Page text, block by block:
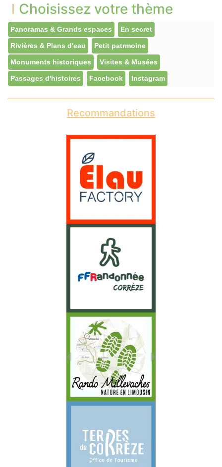
Choisissez votre thème
Panoramas & Grands espaces En secret
Rivières & Plans d'eau Petit patrmoine
Monuments historiques Visites & Musées
Passages d'histoires Facebook Instagram
Recommandations